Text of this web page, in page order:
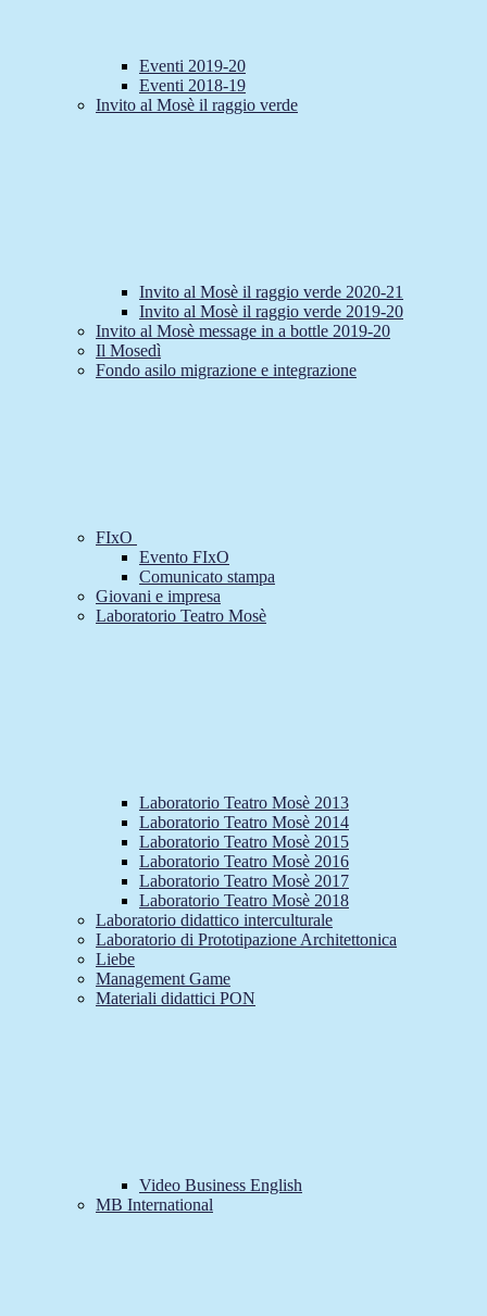
Eventi 2019-20
Eventi 2018-19
Invito al Mosè il raggio verde
Invito al Mosè il raggio verde 2020-21
Invito al Mosè il raggio verde 2019-20
Invito al Mosè message in a bottle 2019-20
Il Mosedì
Fondo asilo migrazione e integrazione
FIxO
Evento FIxO
Comunicato stampa
Giovani e impresa
Laboratorio Teatro Mosè
Laboratorio Teatro Mosè 2013
Laboratorio Teatro Mosè 2014
Laboratorio Teatro Mosè 2015
Laboratorio Teatro Mosè 2016
Laboratorio Teatro Mosè 2017
Laboratorio Teatro Mosè 2018
Laboratorio didattico interculturale
Laboratorio di Prototipazione Architettonica
Liebe
Management Game
Materiali didattici PON
Video Business English
MB International